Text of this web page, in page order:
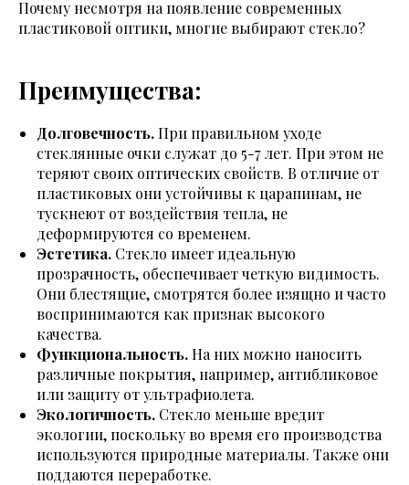
Почему несмотря на появление современных
пластиковой оптики, многие выбирают стекло?
Преимущества:
Долговечность.При правильном уходе
стеклянные очки служат до 5-7 лет. При этом не
теряют своих оптических свойств. В отличие от
пластиковых они устойчивы к царапинам, не
тускнеют от воздействия тепла, не
деформируются со временем.
Эстетика. Стекло имеет идеальную
прозрачность, обеспечивает четкую видимость.
Они блестящие, смотрятся более изящно и часто
воспринимаются как признак высокого
качества.
Функциональность.На них можно наносить
различные покрытия, например, антибликовое
или защиту от ультрафиолета.
Экологичность. Стекло меньше вредит
экологии, поскольку во время его производства
используются природные материалы. Также они
поддаются переработке.